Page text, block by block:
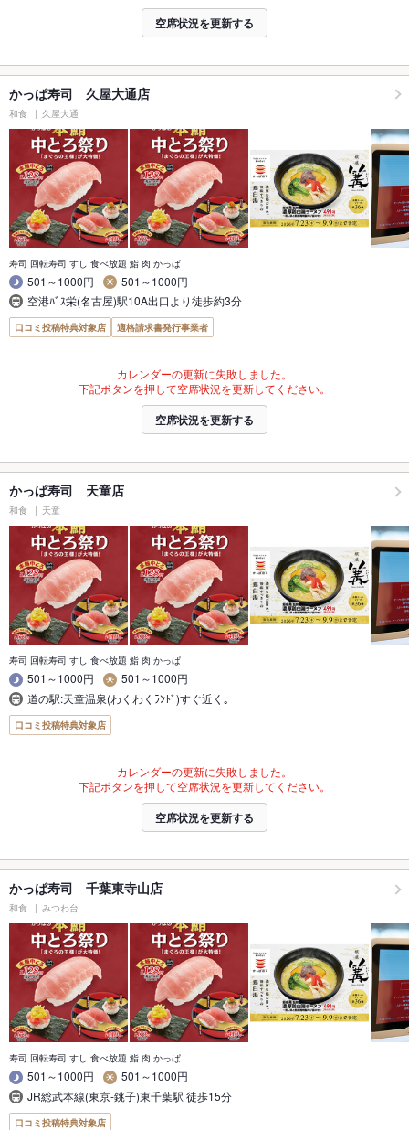
空席状況を更新する
かっぱ寿司 久屋大通店
和食 久屋大通
寿司 回転寿司 すし 食べ放題 鮨 肉 かっぱ
501～1000円
501～1000円
空港ﾊﾞｽ栄(名古屋)駅10A出口より徒歩約3分
口コミ投稿特典対象店 適格請求書発行事業者
カレンダーの更新に失敗しました。
下記ボタンを押して空席状況を更新してください。
空席状況を更新する
かっぱ寿司 天童店
和食 天童
寿司 回転寿司 すし 食べ放題 鮨 肉 かっぱ
501～1000円
501～1000円
道の駅:天童温泉(わくわくﾗﾝﾄﾞ)すぐ近く｡
口コミ投稿特典対象店
カレンダーの更新に失敗しました。
下記ボタンを押して空席状況を更新してください。
空席状況を更新する
かっぱ寿司 千葉東寺山店
和食 みつわ台
寿司 回転寿司 すし 食べ放題 鮨 肉 かっぱ
501～1000円
501～1000円
JR総武本線(東京-銚子)東千葉駅 徒歩15分
口コミ投稿特典対象店